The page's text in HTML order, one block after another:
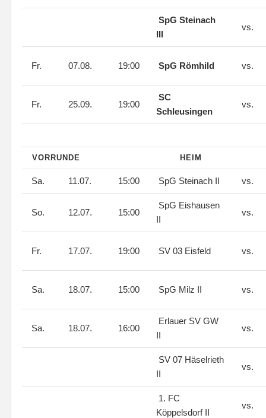
SpG Steinach
III
vs.
Fr. 07.08. 19:00 SpG Römhild vs.
Fr. 25.09. 19:00
SC
Schleusingen
vs.
VORRUNDE HEIM
Sa. 11.07. 15:00 SpG Steinach II vs.
So. 12.07. 15:00
SpG Eishausen
II
vs.
Fr. 17.07. 19:00 SV 03 Eisfeld vs.
Sa. 18.07. 15:00 SpG Milz II vs.
Sa. 18.07. 16:00
Erlauer SV GW
II
vs.
SV 07 Häselrieth
II
vs.
1. FC
Köppelsdorf II
vs.